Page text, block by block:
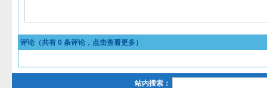
评论（共有 0 条评论，点击查看更多）
站内搜索：